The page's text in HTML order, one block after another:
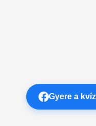
Gyere a